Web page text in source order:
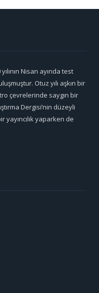
Nisan ayında test
Otuz yılı aşkın bir
çevrelerinde saygın bir
Dergisi’nin düzeyli
yayıncılık yaparken de